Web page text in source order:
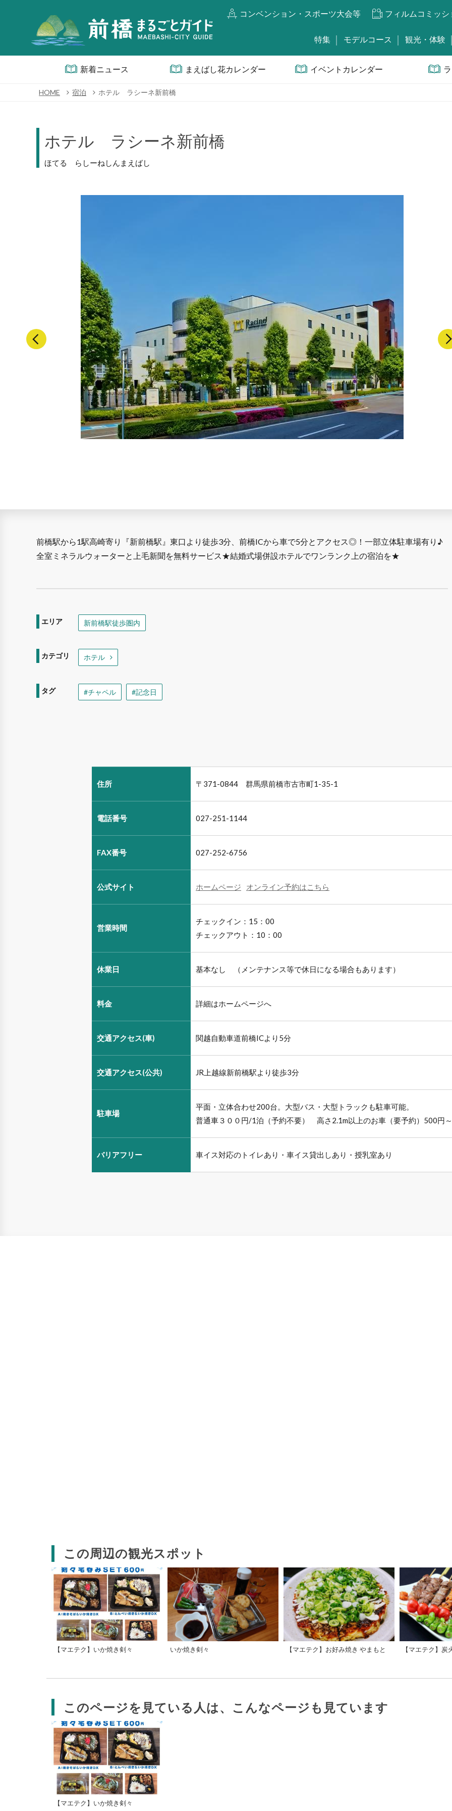
コンベンション・スポーツ大会等 フィルムコミッシ
特集 モデルコース 観光・体験
新着ニュース まえばし花カレンダー イベントカレンダー
HOME 宿泊 ホテル ラシーネ新前橋
ホテル ラシーネ新前橋
ほてる らしーねしんまえばし
前橋駅から1駅高崎寄り『新前橋駅』東口より徒歩3分、前橋ICから車で5分とアクセス◎！一部立体駐車場有り♪
全室ミネラルウォーターと上毛新聞を無料サービス★結婚式場併設ホテルでワンランク上の宿泊を★
エリア 新前橋駅徒歩圏内
カテゴリ ホテル
タグ #チャペル #記念日
住所 〒371-0844 群馬県前橋市古市町1-35-1
電話番号 027-251-1144
FAX番号 027-252-6756
公式サイト ホームページ オンライン予約はこちら
営業時間
チェックイン：15：00
チェックアウト：10：00
休業日 基本なし （メンテナンス等で休日になる場合もあります）
料金 詳細はホームページへ
交通アクセス(車) 関越自動車道前橋ICより5分
交通アクセス(公共) JR上越線新前橋駅より徒歩3分
駐車場
平面・立体合わせ200台。大型バス・大型トラックも駐車可能。
普通車３００円/1泊（予約不要） 高さ2.1m以上のお車（要予約）500円
バリアフリー 車イス対応のトイレあり・車イス貸出しあり・授乳室あり
この周辺の観光スポット
【マエテク】いか焼き剣々 いか焼き剣々 【マエテク】お好み焼き やまもと 【マエテク】
このページを見ている人は、こんなページも見ています
【マエテク】いか焼き剣々